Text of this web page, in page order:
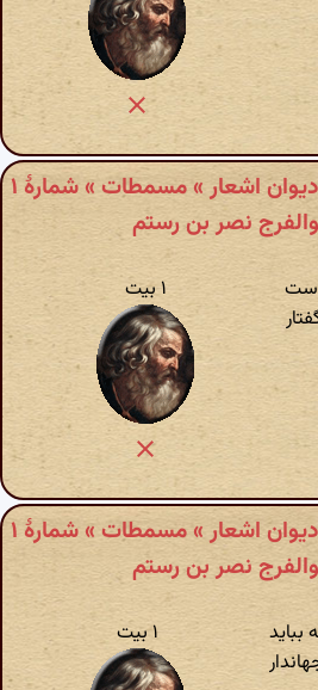
مسعود سعد سلمان » دیوان اشعار » مسمطات » شمارهٔ ۱
نصر بن رستم
۱ بیت
مسعود سعد سلمان » دیوان اشعار » مسمطات » شمارهٔ ۱
نصر بن رستم
۱ بیت